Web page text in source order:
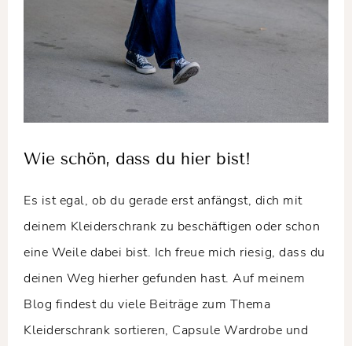
Wie schön, dass du hier bist!
Es ist egal, ob du gerade erst anfängst, dich mit
deinem Kleiderschrank zu beschäftigen oder schon
eine Weile dabei bist. Ich freue mich riesig, dass du
deinen Weg hierher gefunden hast. Auf meinem
Blog findest du viele Beiträge zum Thema
Kleiderschrank sortieren, Capsule Wardrobe und